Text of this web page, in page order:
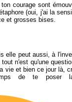
courage sont
(oui, j'ai la
et grosses bises.
elle peut aussi, à
n'est qu'une
vie et bien ce jour là,
de te poser la